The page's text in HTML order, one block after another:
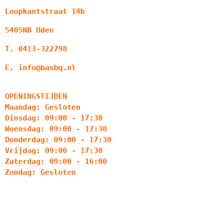
Loopkantstraat 14b
5405NB Uden
T. 0413-322798
E. info@basbq.nl
OPENINGSTIJDEN
Maandag: Gesloten
Dinsdag: 09:00 - 17:30
Woensdag: 09:00 - 17:30
Donderdag: 09:00 - 17:30
Vrijdag: 09:00 - 17:30
Zaterdag: 09:00 - 16:00
Zondag: Gesloten